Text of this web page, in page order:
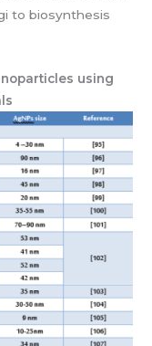
to biosynthesis
using